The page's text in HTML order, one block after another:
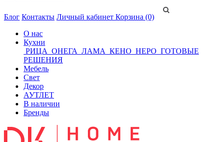
Блог Контакты Личный кабинет Корзина (0)
О нас
Кухни
РИЦА ОНЕГА ЛАМА КЕНО НЕРО ГОТОВЫЕ
РЕШЕНИЯ
Мебель
Свет
Декор
АУТЛЕТ
В наличии
Бренды